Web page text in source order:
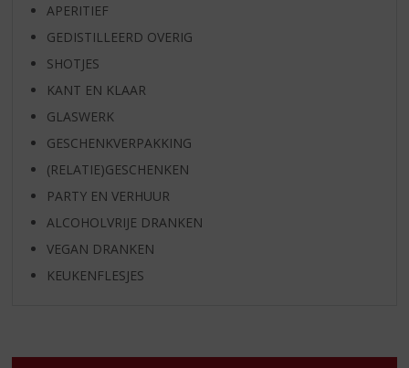
APERITIEF
GEDISTILLEERD OVERIG
SHOTJES
KANT EN KLAAR
GLASWERK
GESCHENKVERPAKKING
(RELATIE)GESCHENKEN
PARTY EN VERHUUR
ALCOHOLVRIJE DRANKEN
VEGAN DRANKEN
KEUKENFLESJES